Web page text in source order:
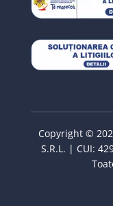
Copyright ©
S.R.L. | CUI: